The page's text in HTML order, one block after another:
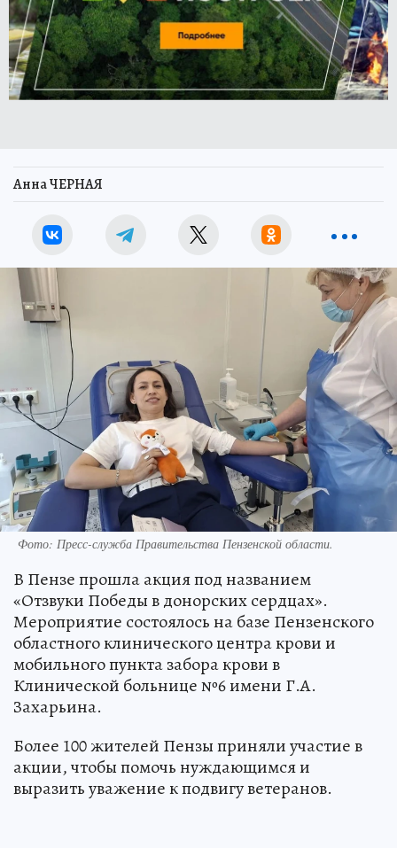
Анна ЧЕРНАЯ
Фото: Пресс-служба Правительства Пензенской области.
В Пензе прошла акция под названием
«Отзвуки Победы в донорских сердцах».
Мероприятие состоялось на базе Пензенского
областного клинического центра крови и
мобильного пункта забора крови в
Клинической больнице №6 имени Г.А.
Захарьина.
Более 100 жителей Пензы приняли участие в
акции, чтобы помочь нуждающимся и
выразить уважение к подвигу ветеранов.